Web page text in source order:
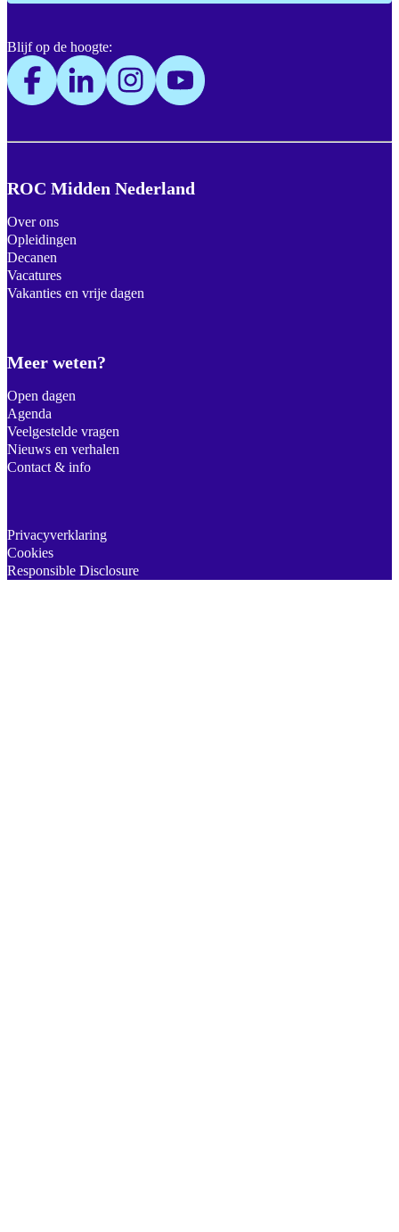
ROC Midden Nederland
Over ons
Opleidingen
Decanen
Vacatures
Vakanties en vrije dagen
Meer weten?
Open dagen
Agenda
Veelgestelde vragen
Nieuws en verhalen
Contact & info
Blijf op de hoogte:
Privacyverklaring
Cookies
Responsible Disclosure